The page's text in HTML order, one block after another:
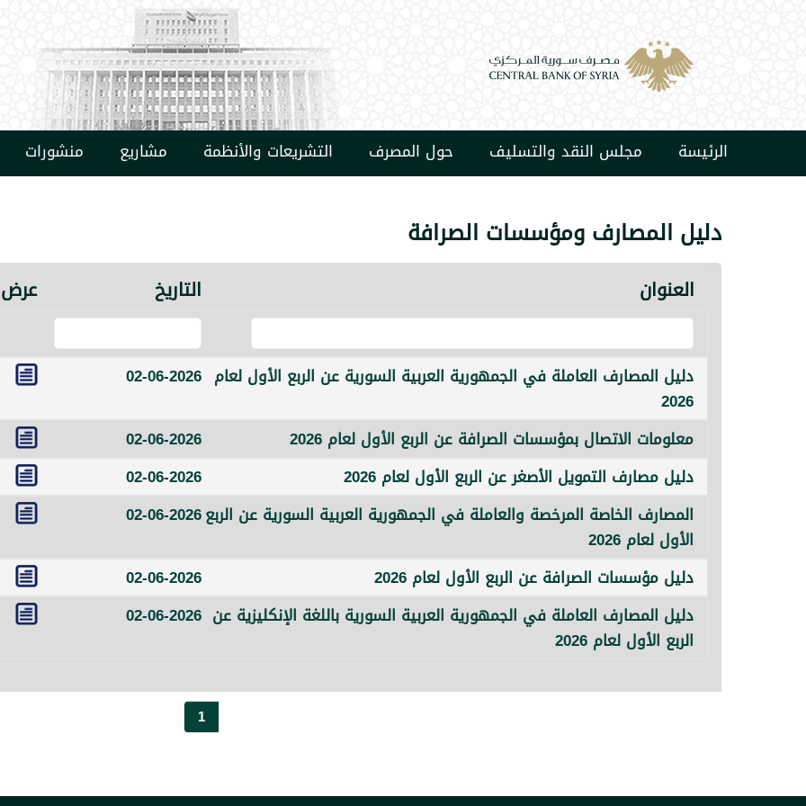
الرئيسة مجلس النقد والتسليف حول المصرف التشريعات والأنظمة مشاريع منشورات
دليل المصارف ومؤسسات الصرافة
العنوان التاريخ عرض
دليل المصارف العاملة في الجمهورية العربية السورية عن الربع الأول لعام
2026
02-06-2026
معلومات الاتصال بمؤسسات الصرافة عن الربع الأول لعام 2026
02-06-2026
دليل مصارف التمويل الأصغر عن الربع الأول لعام 2026
02-06-2026
المصارف الخاصة المرخصة والعاملة في الجمهورية العربية السورية عن الربع
الأول لعام 2026
02-06-2026
دليل مؤسسات الصرافة عن الربع الأول لعام 2026
02-06-2026
دليل المصارف العاملة في الجمهورية العربية السورية باللغة الإنكليزية عن
الربع الأول لعام 2026
02-06-2026
1